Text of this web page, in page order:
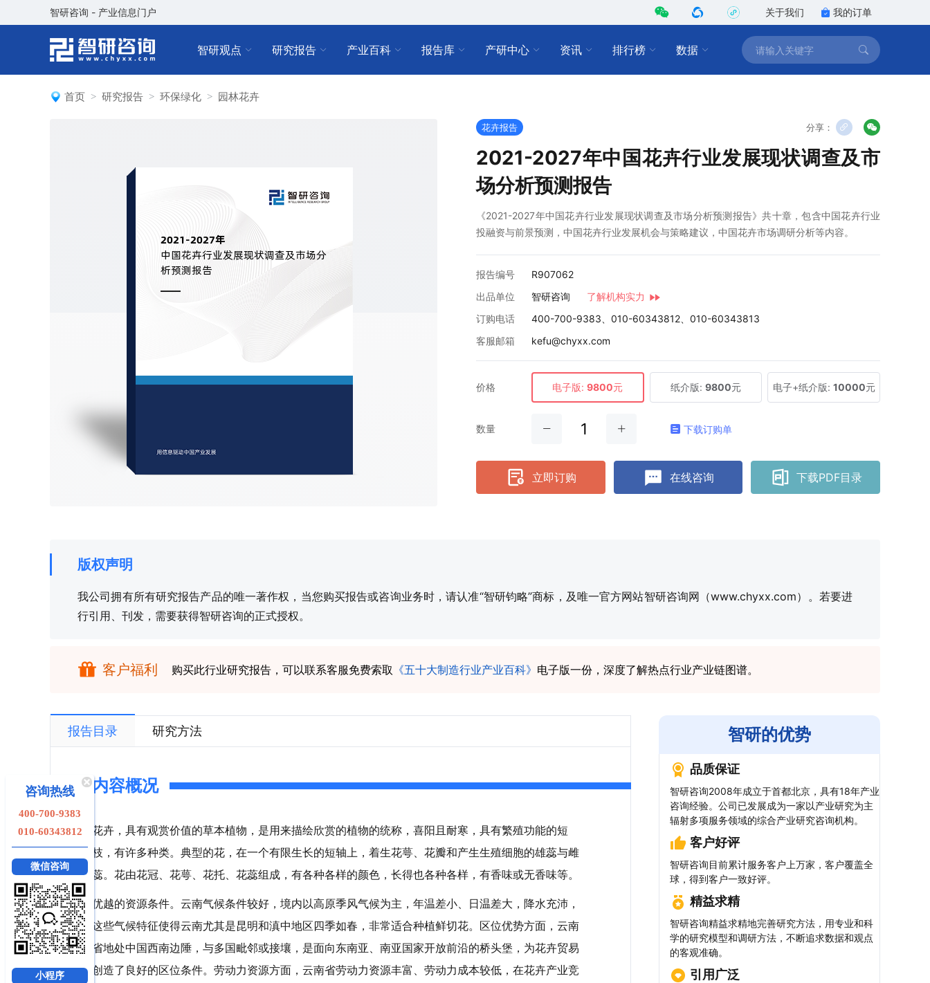
智研咨询 - 产业信息门户 关于我们 我的订单
智研观点 研究报告 产业百科 报告库 产研中心 资讯 排行榜 数据
首页 研究报告 环保绿化 园林花卉
花卉报告 分享：
2021-2027年中国花卉行业发展现状调查及市
场分析预测报告
《2021-2027年中国花卉行业发展现状调查及市场分析预测报告》共十章，包含中国花卉行业
投融资与前景预测，中国花卉行业发展机会与策略建议，中国花卉市场调研分析等内容。
报告编号
R907062
出品单位
智研咨询
了解机构实力
订购电话
400-700-9383、010-60343812、010-60343813
客服邮箱
kefu@chyxx.com
价格 电子版: 9800元 纸介版: 9800元 电子+纸介版: 10000元
数量 下载订购单
立即订购 在线咨询 下载PDF目录
版权声明
我公司拥有所有研究报告产品的唯一著作权，当您购买报告或咨询业务时，请认准“智研钧略”商标，及唯一官方网站智研咨询网（www.chyxx.com）。若要进
行引用、刊发，需要获得智研咨询的正式授权。
客户福利 购买此行业研究报告，可以联系客服免费索取 《五十大制造行业产业百科》 电子版一份，深度了解热点行业产业链图谱。
报告目录 研究方法
内容概况
花卉，具有观赏价值的草本植物，是用来描绘欣赏的植物的统称，喜阳且耐寒，具有繁殖功能的短
枝，有许多种类。典型的花，在一个有限生长的短轴上，着生花萼、花瓣和产生生殖细胞的雄蕊与雌
蕊。花由花冠、花萼、花托、花蕊组成，有各种各样的颜色，长得也各种各样，有香味或无香味等。
优越的资源条件。云南气候条件较好，境内以高原季风气候为主，年温差小、日温差大，降水充沛，
这些气候特征使得云南尤其是昆明和滇中地区四季如春，非常适合种植鲜切花。区位优势方面，云南
省地处中国西南边陲，与多国毗邻或接壤，是面向东南亚、南亚国家开放前沿的桥头堡，为花卉贸易
创造了良好的区位条件。劳动力资源方面，云南省劳动力资源丰富、劳动力成本较低，在花卉产业竞
智研的优势
品质保证
智研咨询2008年成立于首都北京，具有18年产业
咨询经验。公司已发展成为一家以产业研究为主
辐射多项服务领域的综合产业研究咨询机构。
客户好评
智研咨询目前累计服务客户上万家，客户覆盖全
球，得到客户一致好评。
精益求精
智研咨询精益求精地完善研究方法，用专业和科
学的研究模型和调研方法，不断追求数据和观点
的客观准确。
引用广泛
咨询热线
400-700-9383
010-60343812
微信咨询
小程序